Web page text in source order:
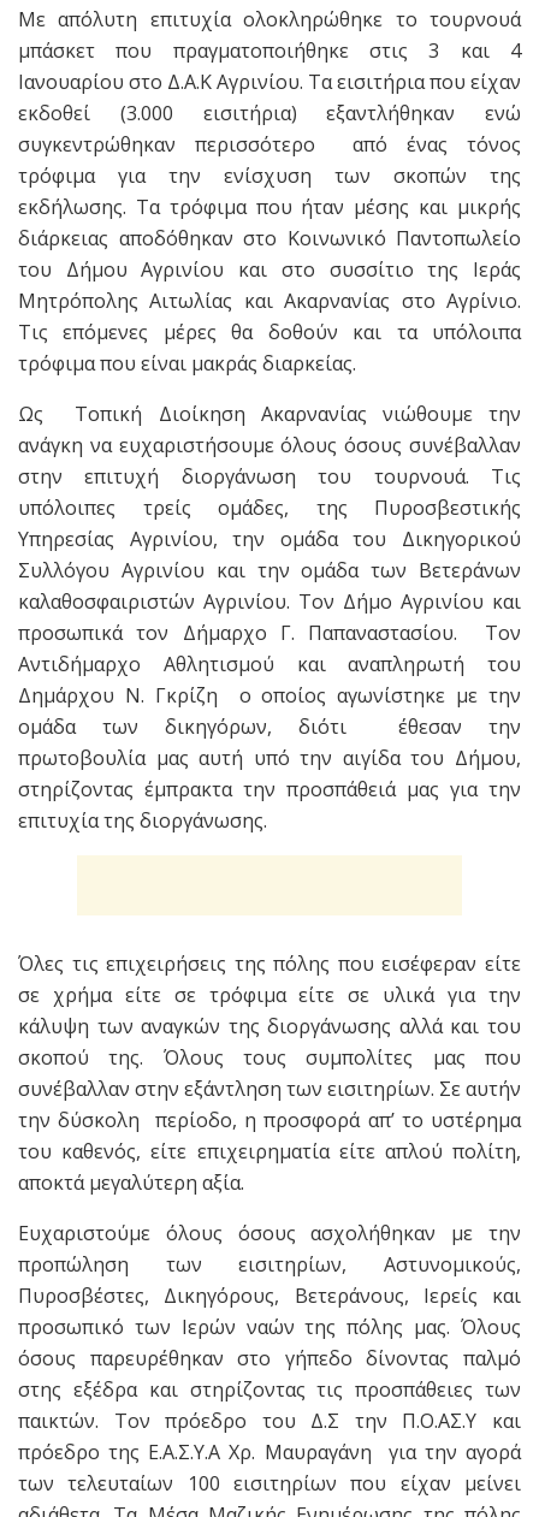
Με απόλυτη επιτυχία ολοκληρώθηκε το τουρνουά
μπάσκετ που πραγματοποιήθηκε στις 3 και 4
Ιανουαρίου στο Δ.Α.Κ Αγρινίου. Τα εισιτήρια που είχαν
εκδοθεί (3.000 εισιτήρια) εξαντλήθηκαν ενώ
συγκεντρώθηκαν περισσότερο από ένας τόνος
τρόφιμα για την ενίσχυση των σκοπών της
εκδήλωσης. Τα τρόφιμα που ήταν μέσης και μικρής
διάρκειας αποδόθηκαν στο Κοινωνικό Παντοπωλείο
του Δήμου Αγρινίου και στο συσσίτιο της Ιεράς
Μητρόπολης Αιτωλίας και Ακαρνανίας στο Αγρίνιο.
Τις επόμενες μέρες θα δοθούν και τα υπόλοιπα
τρόφιμα που είναι μακράς διαρκείας.
Ως Τοπική Διοίκηση Ακαρνανίας νιώθουμε την
ανάγκη να ευχαριστήσουμε όλους όσους συνέβαλλαν
στην επιτυχή διοργάνωση του τουρνουά. Τις
υπόλοιπες τρείς ομάδες, της Πυροσβεστικής
Υπηρεσίας Αγρινίου, την ομάδα του Δικηγορικού
Συλλόγου Αγρινίου και την ομάδα των Βετεράνων
καλαθοσφαιριστών Αγρινίου. Τον Δήμο Αγρινίου και
προσωπικά τον Δήμαρχο Γ. Παπαναστασίου. Τον
Αντιδήμαρχο Αθλητισμού και αναπληρωτή του
Δημάρχου Ν. Γκρίζη ο οποίος αγωνίστηκε με την
ομάδα των δικηγόρων, διότι έθεσαν την
πρωτοβουλία μας αυτή υπό την αιγίδα του Δήμου,
στηρίζοντας έμπρακτα την προσπάθειά μας για την
επιτυχία της διοργάνωσης.
Όλες τις επιχειρήσεις της πόλης που εισέφεραν είτε
σε χρήμα είτε σε τρόφιμα είτε σε υλικά για την
κάλυψη των αναγκών της διοργάνωσης αλλά και του
σκοπού της. Όλους τους συμπολίτες μας που
συνέβαλλαν στην εξάντληση των εισιτηρίων. Σε αυτήν
την δύσκολη περίοδο, η προσφορά απ’ το υστέρημα
του καθενός, είτε επιχειρηματία είτε απλού πολίτη,
αποκτά μεγαλύτερη αξία.
Ευχαριστούμε όλους όσους ασχολήθηκαν με την
προπώληση των εισιτηρίων, Αστυνομικούς,
Πυροσβέστες, Δικηγόρους, Βετεράνους, Ιερείς και
προσωπικό των Ιερών ναών της πόλης μας. Όλους
όσους παρευρέθηκαν στο γήπεδο δίνοντας παλμό
στης εξέδρα και στηρίζοντας τις προσπάθειες των
παικτών. Τον πρόεδρο του Δ.Σ την Π.Ο.ΑΣ.Υ και
πρόεδρο της Ε.Α.Σ.Υ.Α Χρ. Μαυραγάνη για την αγορά
των τελευταίων 100 εισιτηρίων που είχαν μείνει